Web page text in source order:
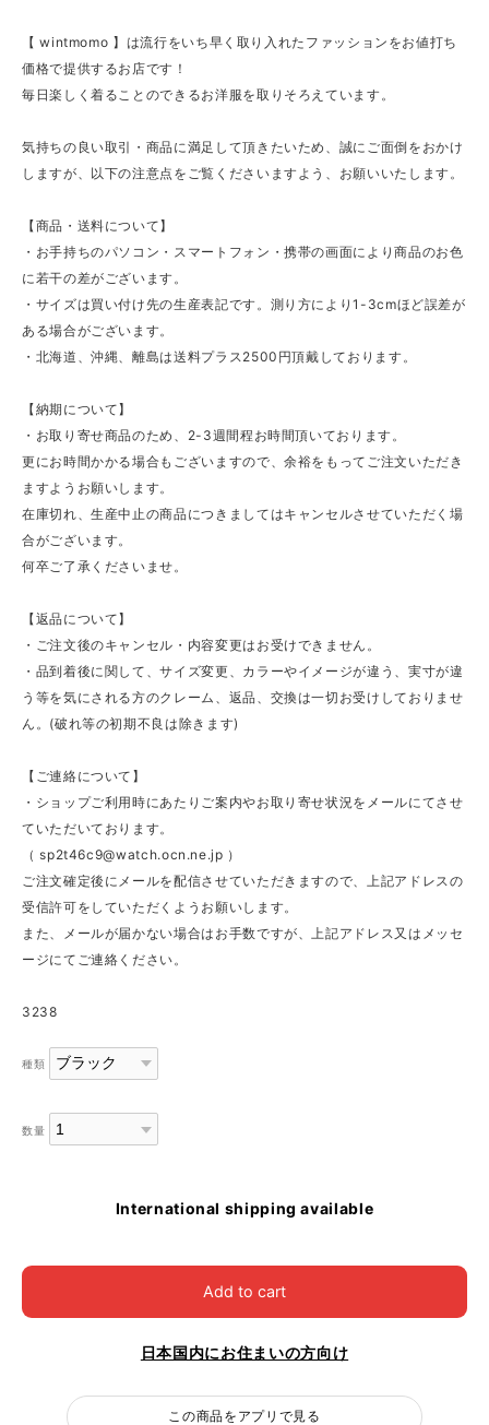
【 wintmomo 】は流行をいち早く取り入れたファッションをお値打ち
価格で提供するお店です！
毎日楽しく着ることのできるお洋服を取りそろえています。
気持ちの良い取引・商品に満足して頂きたいため、誠にご面倒をおかけ
しますが、以下の注意点をご覧くださいますよう、お願いいたします。
【商品・送料について】
・お手持ちのパソコン・スマートフォン・携帯の画面により商品のお色
に若干の差がございます。
・サイズは買い付け先の生産表記です。測り方により1-3cmほど誤差が
ある場合がございます。
・北海道、沖縄、離島は送料プラス2500円頂戴しております。
【納期について】
・お取り寄せ商品のため、2-3週間程お時間頂いております。
更にお時間かかる場合もございますので、余裕をもってご注文いただき
ますようお願いします。
在庫切れ、生産中止の商品につきましてはキャンセルさせていただく場
合がございます。
何卒ご了承くださいませ。
【返品について】
・ご注文後のキャンセル・内容変更はお受けできません。
・品到着後に関して、サイズ変更、カラーやイメージが違う、実寸が違
う等を気にされる方のクレーム、返品、交換は一切お受けしておりませ
ん。(破れ等の初期不良は除きます)
【ご連絡について】
・ショップご利用時にあたりご案内やお取り寄せ状況をメールにてさせ
ていただいております。
（sp2t46c9@watch.ocn.ne.jp ）
ご注文確定後にメールを配信させていただきますので、上記アドレスの
受信許可をしていただくようお願いします。
また、メールが届かない場合はお手数ですが、上記アドレス又はメッセ
ージにてご連絡ください。
3238
種類
数量
International shipping available
Add to cart
日本国内にお住まいの方向け
この商品をアプリで見る